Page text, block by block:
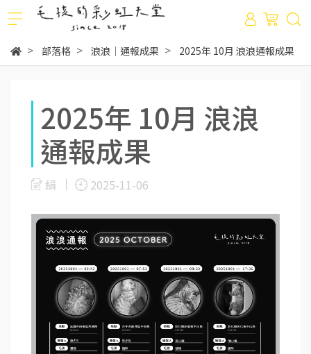
部落格 浪浪｜通報成果 2025年 10月 浪浪通報成果
2025年 10月 浪浪
通報成果
絹 2025-11-06